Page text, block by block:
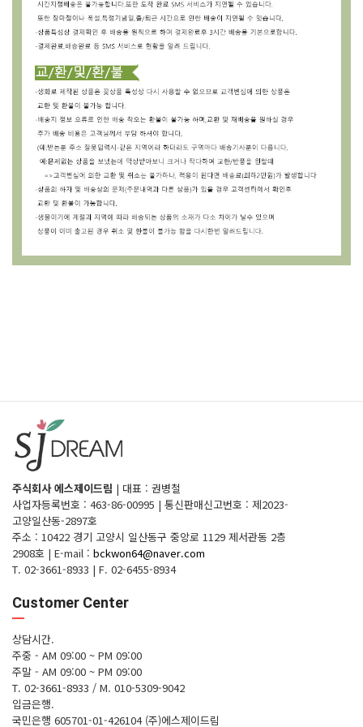
주식회사 에스제이드림 | 대표 : 권병철
사업자등록번호 : 463-86-00995 | 통신판매신고번호 : 제2023-
고양일산동-2897호
주소 : 10422 경기 고양시 일산동구 중앙로 1129 제서관동 2층
2908호 | E-mail : bckwon64@naver.com
T. 02-3661-8933 | F. 02-6455-8934
Customer Center
상담시간.
주중 - AM 09:00 ~ PM 09:00
주말 - AM 09:00 ~ PM 09:00
T. 02-3661-8933 / M. 010-5309-9042
입금은행.
국민은행 605701-01-426104 (주)에스제이드림